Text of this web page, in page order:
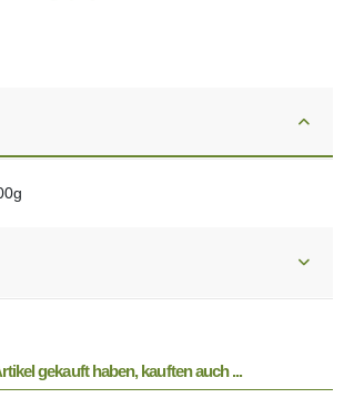
gekauft haben, kauften auch ...